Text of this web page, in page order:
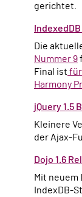
gerichtet.
Die
Nummer 9
Final ist
Harmony
jQuery 1.5
Kleinere Verbesserungen, vornehmlich ein Rewrite
der Ajax-
Dojo 1.6
Mit neuem LESS-angetriebenem Theme, einem
IndexDB-